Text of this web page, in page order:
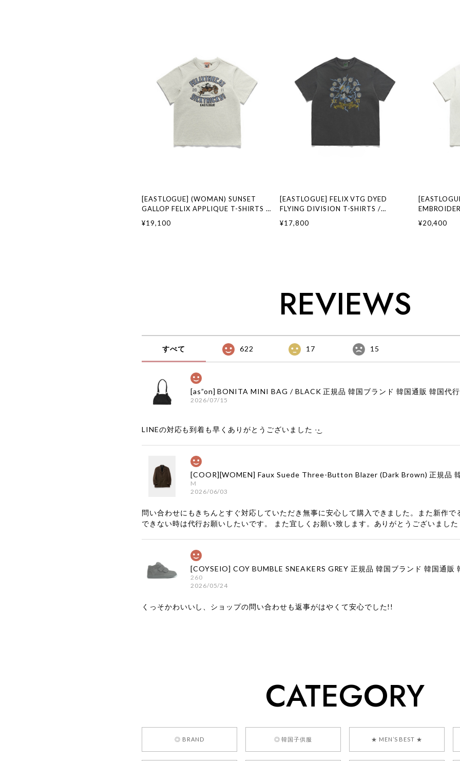
[EASTLOGUE] (WOMAN) SUNSET
GALLOP FELIX APPLIQUE T-SHIRTS /
ァッション 韓国代行 イーストローグ 日
¥19,100
[EASTLOGUE] FELIX VTG DYED
FLYING DIVISION T-SHIRTS /
ンド 韓国ファッション 韓国代行 イース
¥17,800
ッション 韓
¥20,400
REVIEWS
すべて 622 17 15
2026/07/15
LINEの対応も到着も早くありがとうございました‪ ·͜·
M
2026/06/03
問い合わせにもきちんとすぐ対応していただき無事に安心して購入できました。また新作で
できない時は代行お願いしたいです。 また宜しくお願い致します。ありがとうございました
260
2026/05/24
くっそかわいいし、ショップの問い合わせも返事がはやくて安心でした!!
2026/05/24
CATEGORY
◎ BRAND ◎ 韓国子供服 ★ MEN’S BEST ★